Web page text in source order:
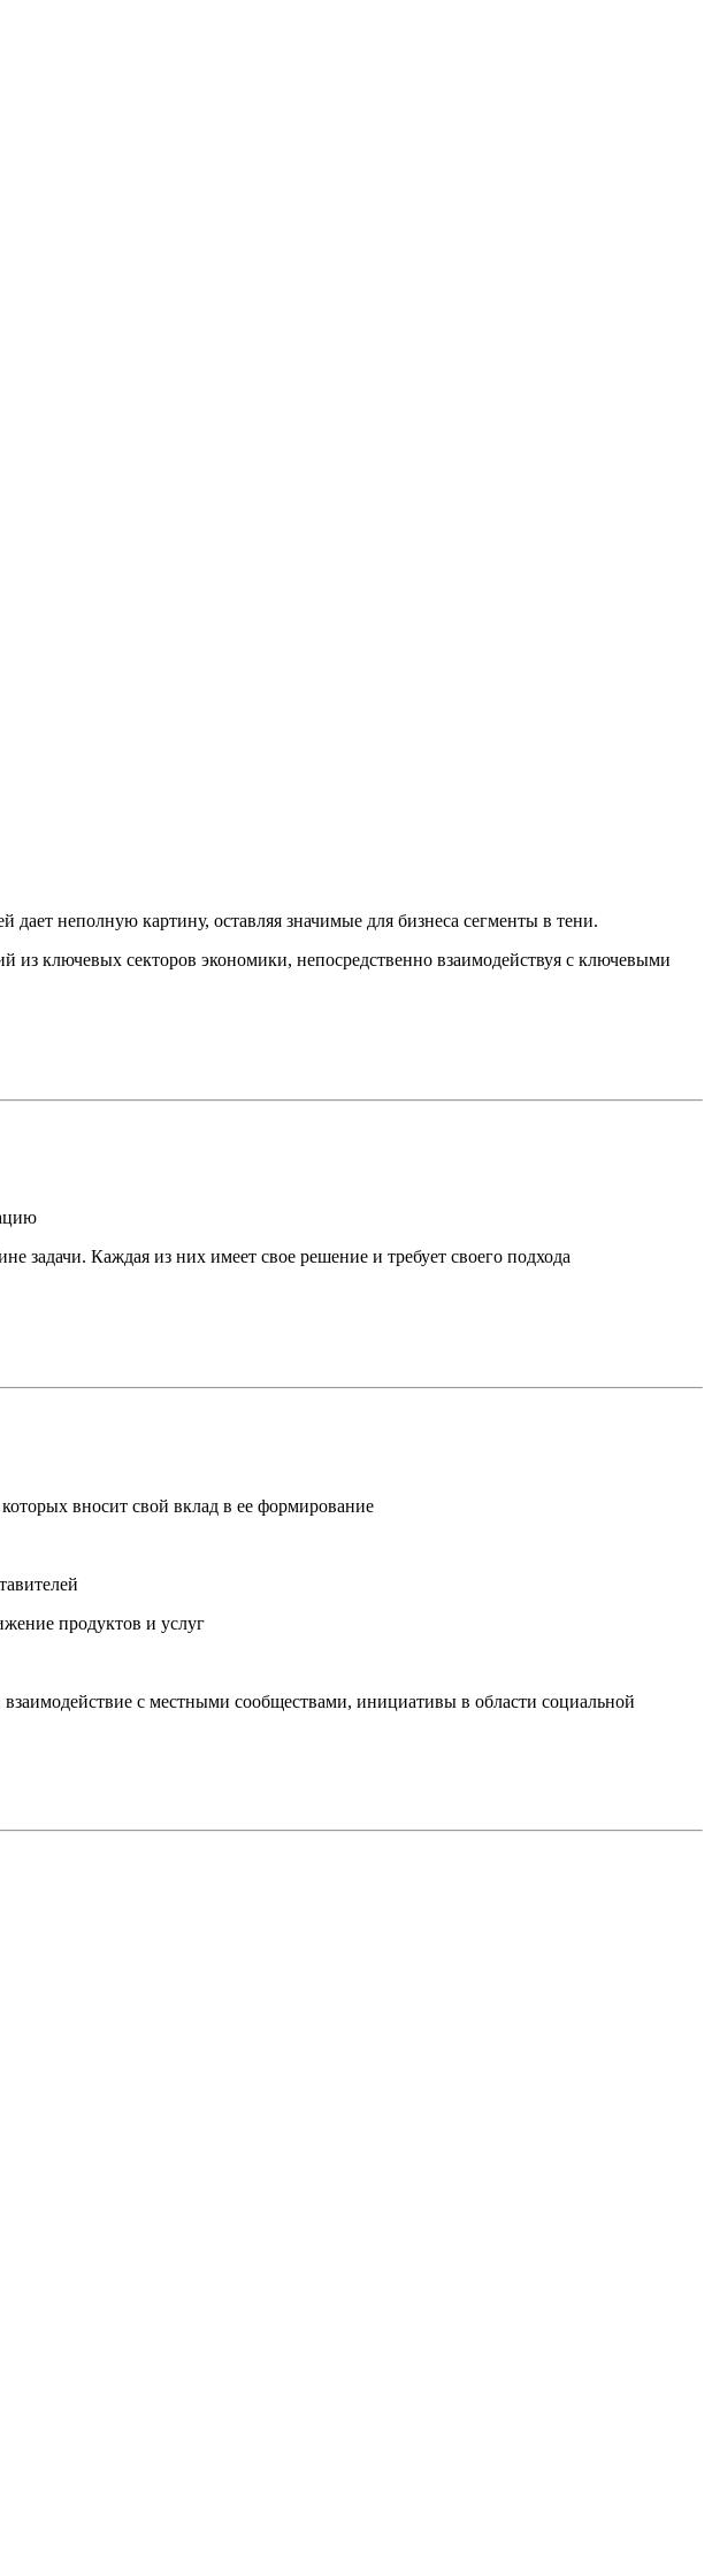
неполную картину, оставляя значимые для бизнеса сегменты в тени.
ключевых секторов экономики, непосредственно взаимодействуя с ключевыми
задачи. Каждая из них имеет свое решение и требует своего подхода
вносит свой вклад в ее формирование
продуктов и услуг
с местными сообществами, инициативы в области социальной